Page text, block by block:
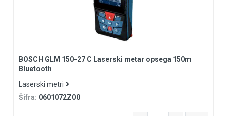
BOSCH GLM 150-27 C Laserski metar opsega 150m
Bluetooth
Laserski metri
Šifra: 0601072Z00